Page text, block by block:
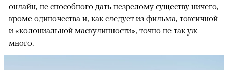
онлайн, не способного дать незрелому существу ничего,
кроме одиночества и, как следует из фильма, токсичной
и «колониальной маскулинности», точно не так уж
много.